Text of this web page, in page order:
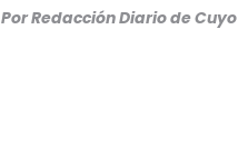
PorRedacción Diario de Cuyo